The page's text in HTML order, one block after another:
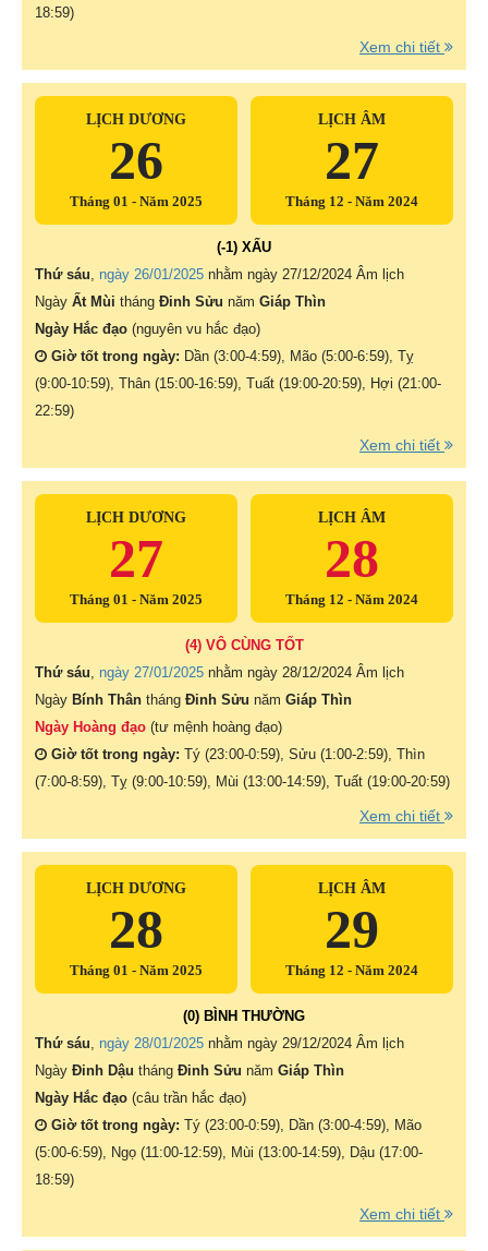
18:59)
Xem chi tiết
LỊCH DƯƠNG
26
Tháng 01 - Năm 2025
LỊCH ÂM
27
Tháng 12 - Năm 2024
(-1) XẤU
Thứ sáu ngày 26/01/2025 nhằm ngày 27/12/2024 Âm lịch
Ngày Ất Mùi tháng Đinh Sửu năm Giáp Thìn
Ngày Hắc đạo (nguyên vu hắc đạo)
Giờ tốt trong ngày: Dần (3:00-4:59), Mão (5:00-6:59), Tỵ
(9:00-10:59), Thân (15:00-16:59), Tuất (19:00-20:59), Hợi (21:00-
22:59)
Xem chi tiết
LỊCH DƯƠNG
27
Tháng 01 - Năm 2025
LỊCH ÂM
28
Tháng 12 - Năm 2024
(4) VÔ CÙNG TỐT
Thứ sáu ngày 27/01/2025 nhằm ngày 28/12/2024 Âm lịch
Ngày Bính Thân tháng Đinh Sửu năm Giáp Thìn
Ngày Hoàng đạo (tư mệnh hoàng đạo)
Giờ tốt trong ngày: Tý (23:00-0:59), Sửu (1:00-2:59), Thìn
(7:00-8:59), Tỵ (9:00-10:59), Mùi (13:00-14:59), Tuất (19:00-20:59)
Xem chi tiết
LỊCH DƯƠNG
28
Tháng 01 - Năm 2025
LỊCH ÂM
29
Tháng 12 - Năm 2024
(0) BÌNH THƯỜNG
Thứ sáu ngày 28/01/2025 nhằm ngày 29/12/2024 Âm lịch
Ngày Đinh Dậu tháng Đinh Sửu năm Giáp Thìn
Ngày Hắc đạo (câu trần hắc đạo)
Giờ tốt trong ngày: Tý (23:00-0:59), Dần (3:00-4:59), Mão
(5:00-6:59), Ngọ (11:00-12:59), Mùi (13:00-14:59), Dậu (17:00-
18:59)
Xem chi tiết